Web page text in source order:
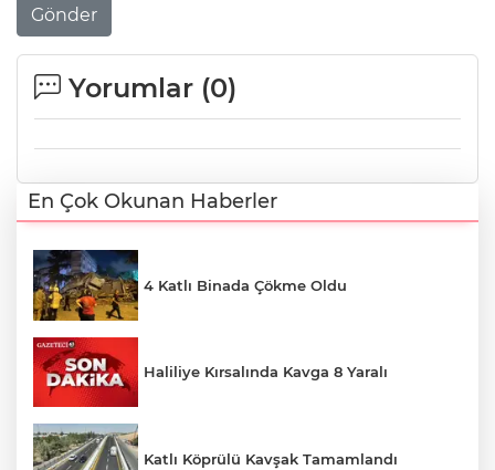
Gönder
Yorumlar (0)
En Çok Okunan Haberler
4 Katlı Binada Çökme Oldu
Haliliye Kırsalında Kavga 8 Yaralı
Katlı Köprülü Kavşak Tamamlandı